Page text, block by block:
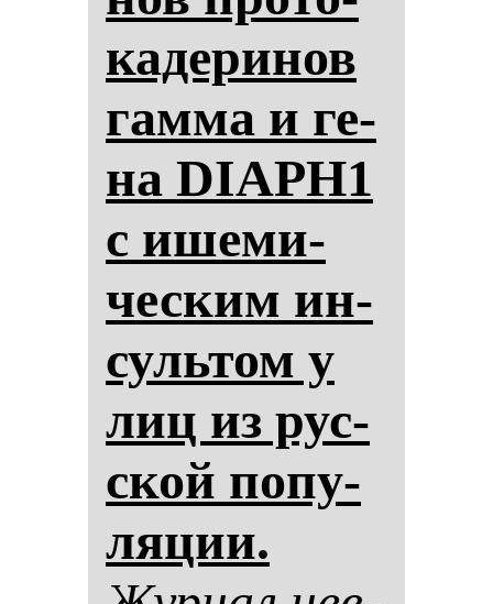
ка­де­ри­нов
гам­ма и ге­
на DIAPH1
с ише­ми­
чес­ким ин­
суль­том у
лиц из рус­
ской по­пу­
ля­ции.